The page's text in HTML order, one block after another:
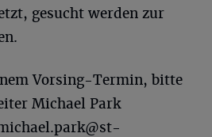
gesucht werden zur
Vorsing-Termin, bitte
Michael Park